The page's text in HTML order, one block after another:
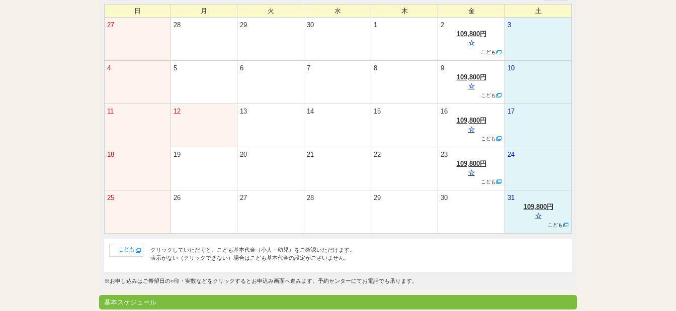
日 月 火 水 木 金
土
27
28 29 30 1
2
109,800円
☆
こども
3
4 5 6 7 8
9
109,800円
☆
こども
10
11 12 13 14 15
16
109,800円
☆
こども
17
18 19 20 21 22
23
109,800円
☆
こども
24
25 26 27 28 29 30
31
109,800円
☆
こども
こども
クリックしていただくと、こども基本代金（小人・幼児）をご確認いただけます。
表示がない（クリックできない）場合はこども基本代金の設定がございません。
※お申し込みはご希望日の○印・実数などをクリックするとお申込み画面へ進みます。予約センターにてお電話でも承ります。
基本スケジュール